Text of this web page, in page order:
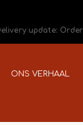
update:
ONS VERHAAL